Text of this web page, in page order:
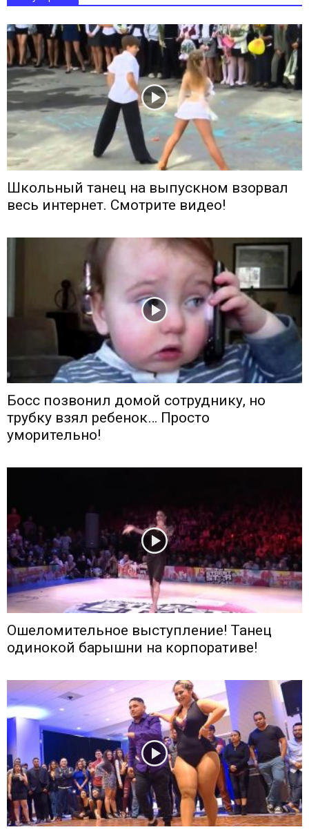
Школьный танец на выпускном взорвал
весь интернет. Смотрите видео!
Босс позвонил домой сотруднику, но
трубку взял ребенок… Просто
уморительно!
Ошеломительное выступление! Танец
одинокой барышни на корпоративе!